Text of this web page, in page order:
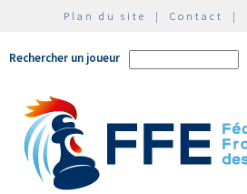
Plan du site | Contact |
Rechercher un joueur